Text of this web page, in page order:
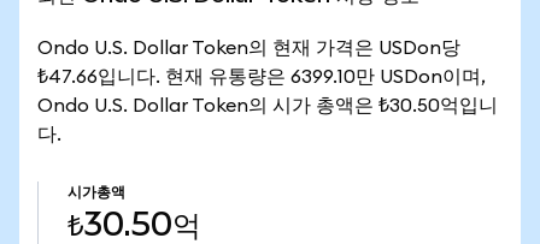
Ondo U.S. Dollar Token의 현재 가격은 USDon당
₺47.66입니다. 현재 유통량은 6399.10만 USDon이며,
Ondo U.S. Dollar Token의 시가 총액은 ₺30.50억입니
다.
시가총액
₺30.50억